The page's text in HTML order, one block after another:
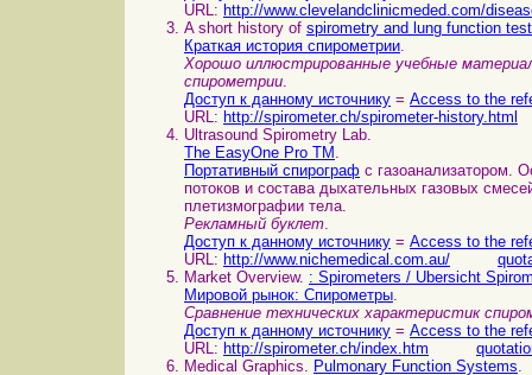
URL: http://www.clevelandclinicmeded.com/
A short history of spirometry and lung function
Краткая история спирометрии.
Хорошо иллюстрированные учебные
спирометрии.
Доступ к данному источнику = Access to the
URL: http://spirometer.ch/spirometer-history.html
Ultrasound Spirometry Lab.
The EasyOne Pro TM .
Портативный спирограф с газоанализатором.
потоков и состава дыхательных газовых
плетизмографии тела.
Рекламный буклет.
Доступ к данному источнику = Access to the
URL: http://www.nichemedical.com.au/
Market Overview. : Spirometers / Ubersicht
Мировой рынок: Спирометры.
Сравнение технических характеристик
Доступ к данному источнику = Access to the
URL: http://spirometer.ch/index.htm
Medical Graphics. Pulmonary Function Systems.